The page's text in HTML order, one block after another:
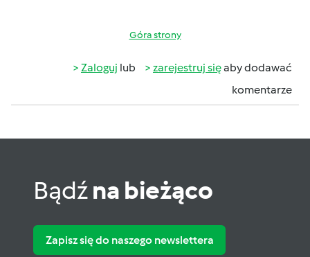
Góra strony
Zaloguj lub zarejestruj sięaby dodawać
komentarze
Bądźna bieżąco
Zapisz się do naszego newslettera